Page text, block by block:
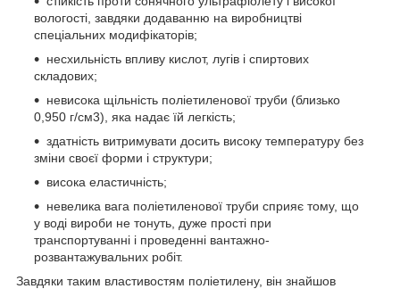
вологості, завдяки додаванню на виробництві
спеціальних модифікаторів;
несхильність впливу кислот, лугів і спиртових
складових;
невисока щільність поліетиленової труби (близько
0,950 г/см3), яка надає їй легкість;
здатність витримувати досить високу температуру без
зміни своєї форми і структури;
висока еластичність;
невелика вага поліетиленової труби сприяє тому, що
у воді вироби не тонуть, дуже прості при
транспортуванні і проведенні вантажно-
розвантажувальних робіт.
Завдяки таким властивостям поліетилену, він знайшов